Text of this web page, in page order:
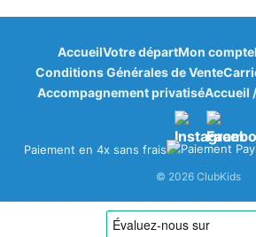
🎁
Bonjour à vous ! 👋
Bienvenue dans votre espace
ClubKids
ClubPoints
AccueilVotre départMon compte
Conditions Générales de Vente
Accompagnement privatiséAccueil
Paiement en 4x sans frais
© 2026 ClubKids